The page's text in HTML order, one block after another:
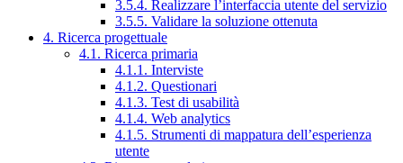
3.5.4. Realizzare l’interfaccia utente del servizio
3.5.5. Validare la soluzione ottenuta
4. Ricerca progettuale
4.1. Ricerca primaria
4.1.1. Interviste
4.1.2. Questionari
4.1.3. Test di usabilità
4.1.4. Web analytics
4.1.5. Strumenti di mappatura dell’esperienza
utente